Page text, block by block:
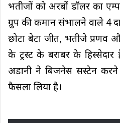
भतीजों को अरबों डॉलर का
ग्रुप की कमान संभालने वाले 4
छोटा बेटा जीत, भतीजे प्रणव
के ट्रस्ट के बराबर के हिस्सेदार
अडानी ने बिजनेस सस्टेन
फैसला लिया है।